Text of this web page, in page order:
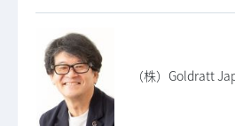
（株）